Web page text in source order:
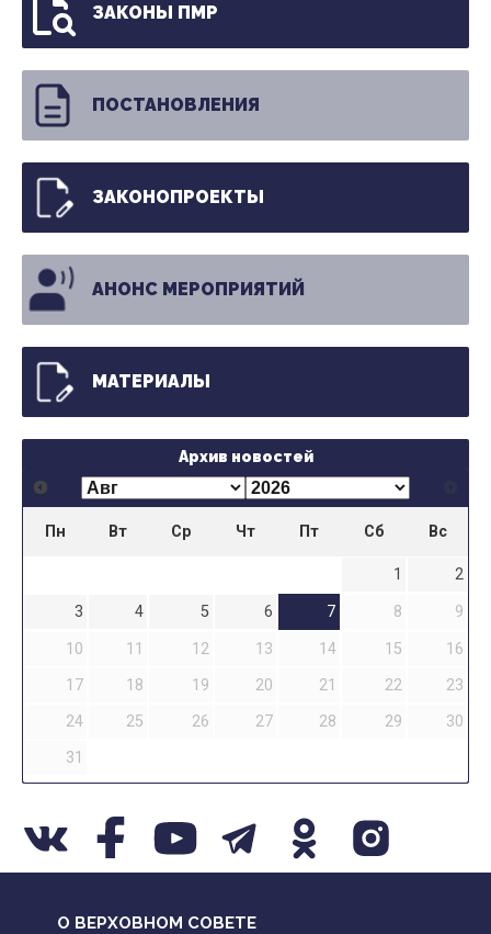
ЗАКОНЫ ПМР
ПОСТАНОВЛЕНИЯ
ЗАКОНОПРОЕКТЫ
АНОНС МЕРОПРИЯТИЙ
МАТЕРИАЛЫ
Архив новостей
Пн Вт Ср Чт Пт Сб Вс
1
2
3
4 5 6 7 8
9
10
11 12 13 14 15
16
17
18 19 20 21 22
23
24
25 26 27 28 29
30
31
О ВЕРХОВНОМ СОВЕТЕ